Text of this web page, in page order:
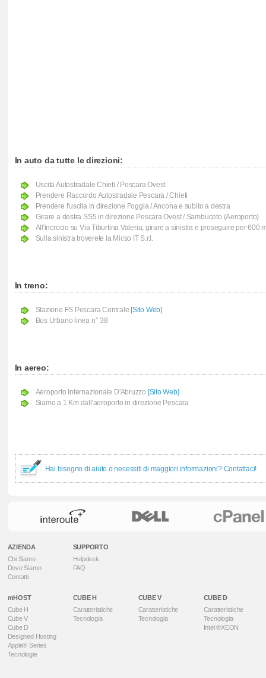
In auto da tutte le direzioni:
Uscita Autostradale Chieti / Pescara Ovest
Prendere Raccordo Autostradale Pescara / Chieti
Prendere l'uscita in direzione Foggia / Ancona e subito a destra
Girare a destra SS5 in direzione Pescara Ovest / Sambuceto (Aeroporto)
All'incrocio su Via Tiburtina Valeria, girare a sinistra e proseguire per 600
Sulla sinistra troverete la Micso IT S.r.l.
In treno:
Stazione FS Pescara Centrale [Sito Web]
Bus Urbano linea n° 38
In aereo:
Aeroporto Internazionale D'Abruzzo [Sito Web]
Siamo a 1 Km dall'aeroporto in direzione Pescara
Hai bisogno di aiuto o necessiti di maggiori informazioni? Contattaci!
AZIENDA
Chi Siamo
Dove Siamo
Contatti
SUPPORTO
Helpdesk
FAQ
mHOST
Cube H
Cube V
Cube D
Designed Hosting
Apple® Series
Tecnologie
CUBE H
Caratteristiche
Tecnologia
CUBE V
Caratteristiche
Tecnologia
CUBE D
Caratteristiche
Tecnologia
Intel ®XEON